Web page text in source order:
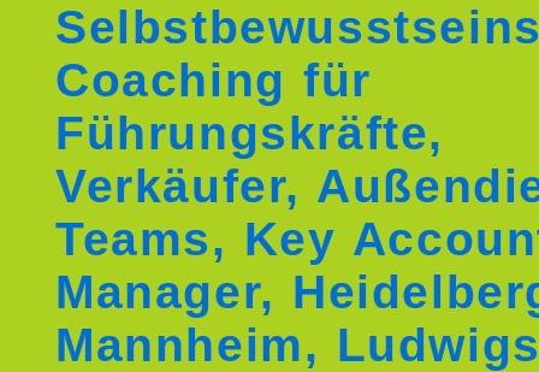
Coaching für
Führungskräfte,
Verkäufer,
Teams, Key
Manager,
Mannheim,